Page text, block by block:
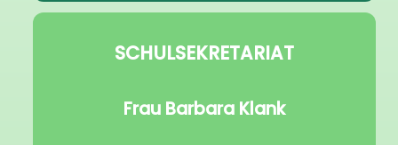
SCHULSEKRETARIAT
Frau Barbara Klank